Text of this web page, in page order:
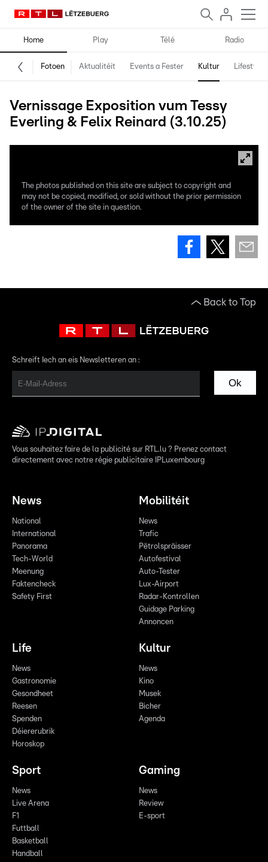
Home Play Télé Radio
Fotoen Aktualitéit Events a Fester Kultur Lifestyle
Vernissage Exposition vum Tessy
Everling & Felix Reinard (3.10.25)
The photos published on this site are subject to copyright and
may not be copied, modified, or sold without the prior permission
of the owner of the site in question.
Back to Top
Schreift Iech an eis Newsletteren an :
Ok
Vous souhaitez faire de la publicité sur RTL.lu ? Prenez contact
directement avec notre régie publicitaire IPLuxembourg
News
National
International
Panorama
Tech-World
Meenung
Faktencheck
Safety First
Mobilitéit
News
Trafic
Pëtrolspräisser
Autofestival
Auto-Tester
Lux-Airport
Radar-Kontrollen
Guidage Parking
Annoncen
Life
News
Gastronomie
Gesondheet
Reesen
Spenden
Déiererubrik
Horoskop
Kultur
News
Kino
Musek
Bicher
Agenda
Sport
News
Live Arena
F1
Futtball
Basketball
Handball
Gaming
News
Review
E-sport